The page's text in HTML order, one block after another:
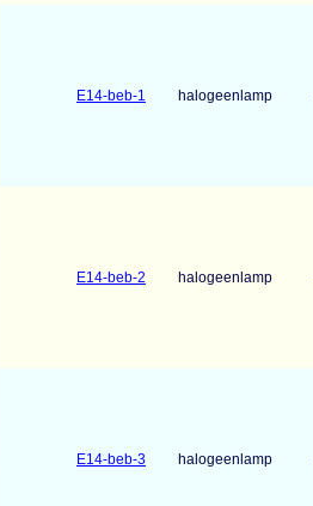
E14-beb-1 halogeenlamp
E14-beb-2 halogeenlamp
E14-beb-3 halogeenlamp